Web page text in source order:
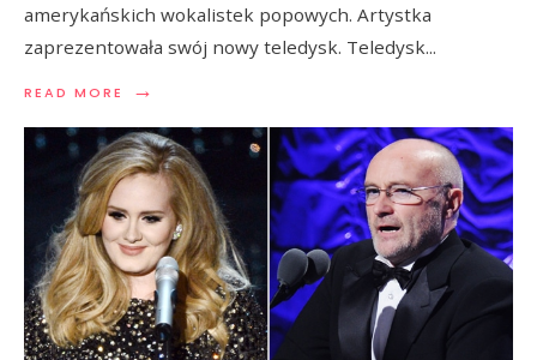
amerykańskich wokalistek popowych. Artystka
zaprezentowała swój nowy teledysk. Teledysk...
READ MORE →